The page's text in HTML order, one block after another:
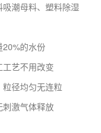
潮母料、塑料除湿
的水份
艺不用改变
径均匀无连粒
激气体释放